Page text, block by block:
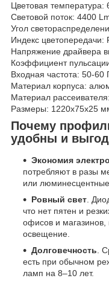
Цветовая температура:
Световой поток: 4400
Угол
Индекс цветопередачи:
Напряжение драйвера
Коэффициент
Входная частота: 50-60
Материал корпуса:
Материал
Размеры: 1220x75x25
Почему
удобны и
Экономия
потребляют в разы
или люминесцентные
Ровный свет .
что нет пятен и
офисов и
освещение.
Долговечность .
есть при обычном
ламп на 8–10 лет.